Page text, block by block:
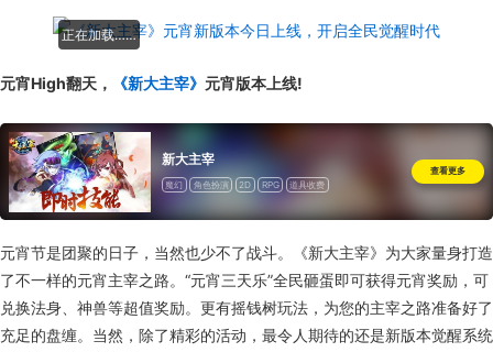
正在加载……
元宵High翻天， 《新大主宰》 元宵版本上线!
新大主宰
魔幻 角色扮演 2D RPG 道具收费
查看更多
元宵节是团聚的日子，当然也少不了战斗。《新大主宰》为大家量身打造
了不一样的元宵主宰之路。“元宵三天乐”全民砸蛋即可获得元宵奖励，可
兑换法身、神兽等超值奖励。更有摇钱树玩法，为您的主宰之路准备好了
充足的盘缠。当然，除了精彩的活动，最令人期待的还是新版本觉醒系统